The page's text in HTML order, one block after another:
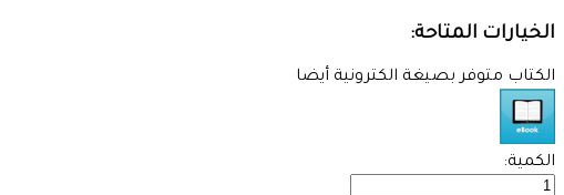
الخيارات المتاحة:
الكتاب متوفر بصيغة الكترونية أيضا
الكمية: